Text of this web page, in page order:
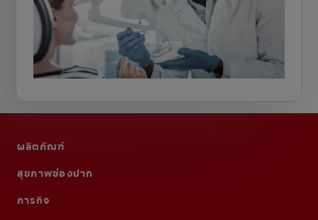
ผลิตภัณฑ์
สุขภาพช่องปาก
ภารกิจ